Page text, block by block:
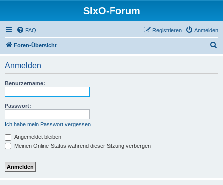
SIxO-Forum
FAQ Anmelden
Registrieren
Foren-Übersicht
Anmelden
Benutzername:
Passwort:
Ich habe mein Passwort vergessen
Angemeldet bleiben
Meinen Online-Status während dieser Sitzung verbergen